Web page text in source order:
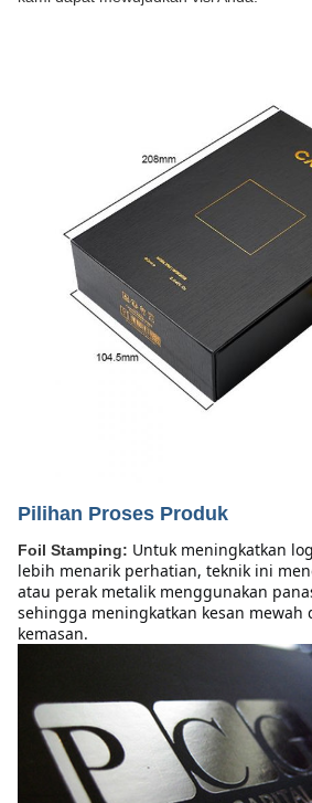
Pilihan Proses Produk
Foil Stamping: Untuk meningkatkan
lebih menarik perhatian, teknik ini
atau perak metalik menggunakan
sehingga meningkatkan kesan mewah
kemasan.